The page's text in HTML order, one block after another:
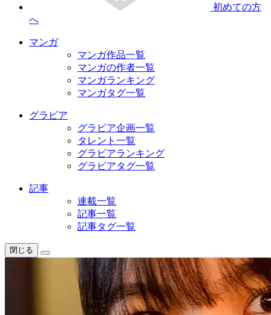
初めての方
へ
マンガ
マンガ作品一覧
マンガの作者一覧
マンガランキング
マンガタグ一覧
グラビア
グラビア企画一覧
タレント一覧
グラビアランキング
グラビアタグ一覧
記事
連載一覧
記事一覧
記事タグ一覧
閉じる